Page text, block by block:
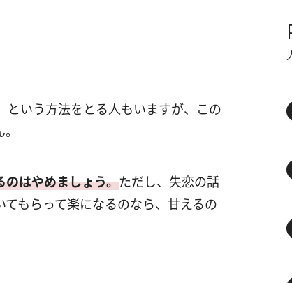
いう方法をとる人もいますが、この
のはやめましょう。ただし、失恋の話
もらって楽になるのなら、甘えるの